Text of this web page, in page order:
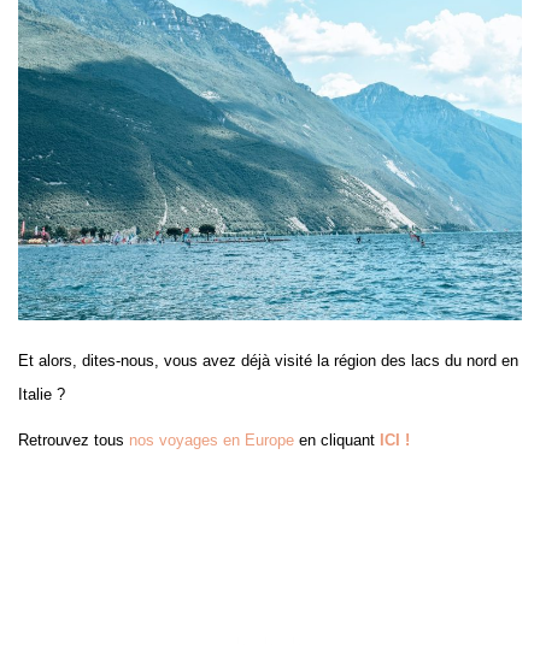
Et alors, dites-nous, vous avez déjà visité la région des lacs du nord en
Italie ?
Retrouvez tous nos voyages en Europe en cliquant ICI !